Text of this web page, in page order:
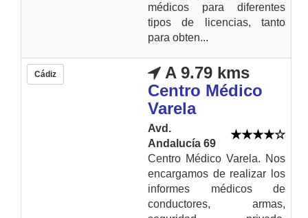
médicos para diferentes
tipos de licencias, tanto
para obten...
Cádiz
A 9.79 kms
Centro Médico
Varela
Avd.
Andalucía 69
Centro Médico Varela. Nos
encargamos de realizar los
informes médicos de
conductores, armas,